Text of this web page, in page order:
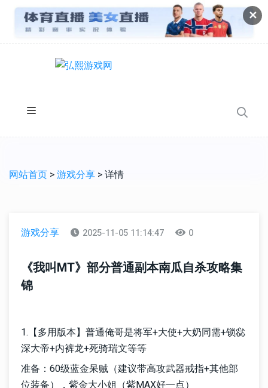
✕
网站首页 >游戏分享 > 详情
游戏分享 2025-11-05 11:14:47 0
《我叫MT》部分普通副本南瓜自杀攻略集
锦
1.【多用版本】普通俺哥是将军+大使+大奶同需+锁惢
深大帝+内裤龙+死骑瑞文等等
准备：60级蓝金呆贼（建议带高攻武器戒指+其他部